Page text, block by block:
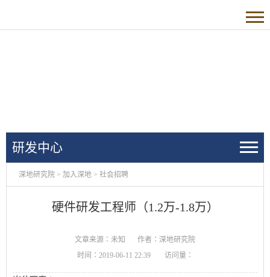
研发中心
深地研究院 > 加入深地 > 社会招聘
硬件研发工程师（1.2万-1.8万）
文章来源：未知
作者：深地研究院
时间：2019-06-11 22:39
访问量：